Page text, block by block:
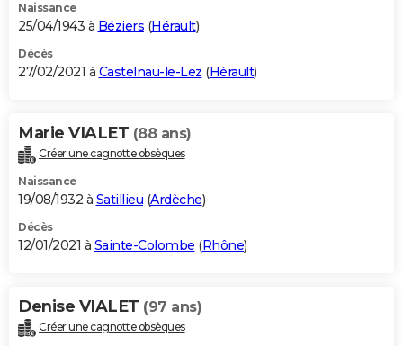
Naissance
25/04/1943 à Béziers (Hérault)
Décès
27/02/2021 à Castelnau-le-Lez (Hérault)
Marie VIALET (88 ans)
Créer une cagnotte obsèques
Naissance
19/08/1932 à Satillieu (Ardèche)
Décès
12/01/2021 à Sainte-Colombe (Rhône)
Denise VIALET (97 ans)
Créer une cagnotte obsèques